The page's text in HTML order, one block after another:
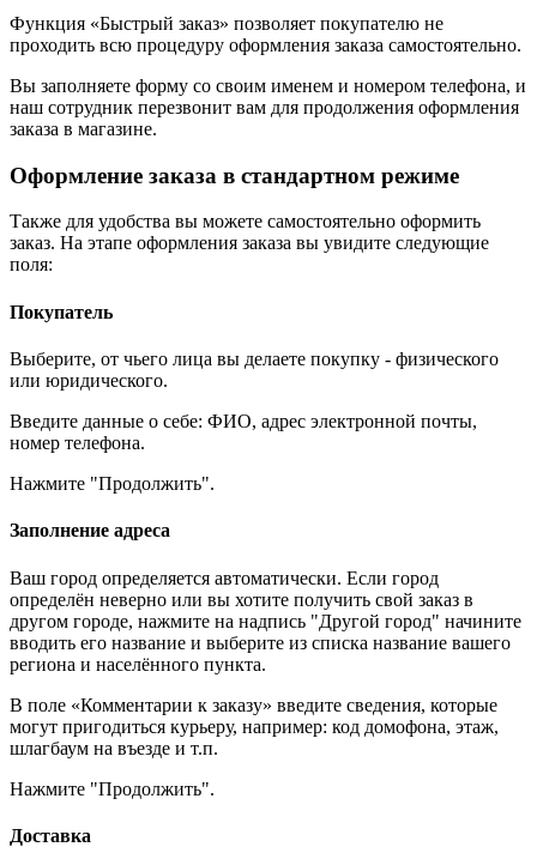
Функция «Быстрый заказ» позволяет покупателю не
проходить всю процедуру оформления заказа самостоятельно.
Вы заполняете форму со своим именем и номером телефона, и
наш сотрудник перезвонит вам для продолжения оформления
заказа в магазине.
Оформление заказа в стандартном режиме
Также для удобства вы можете самостоятельно оформить
заказ. На этапе оформления заказа вы увидите следующие
поля:
Покупатель
Выберите, от чьего лица вы делаете покупку - физического
или юридического.
Введите данные о себе: ФИО, адрес электронной почты,
номер телефона.
Нажмите "Продолжить".
Заполнение адреса
Ваш город определяется автоматически. Если город
определён неверно или вы хотите получить свой заказ в
другом городе, нажмите на надпись "Другой город" начините
вводить его название и выберите из списка название вашего
региона и населённого пункта.
В поле «Комментарии к заказу» введите сведения, которые
могут пригодиться курьеру, например: код домофона, этаж,
шлагбаум на въезде и т.п.
Нажмите "Продолжить".
Доставка